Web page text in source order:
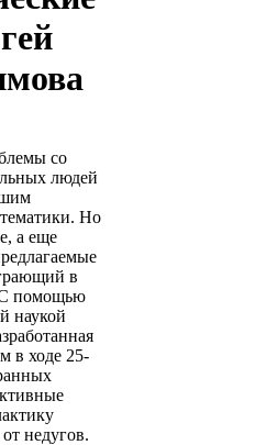
со
людей
Но
а еще
в
С помощью
наукой
в ходе 25-
недугов.